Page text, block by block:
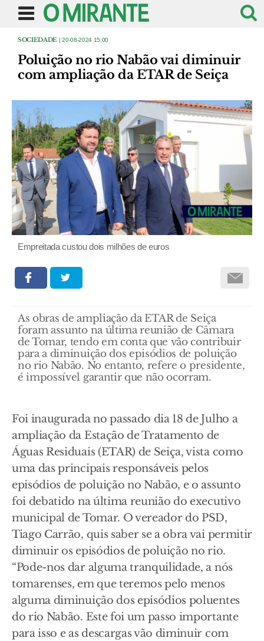
SOCIEDADE | 20-08-2024 15:00
Poluição no rio Nabão vai diminuir
com ampliação da ETAR de Seiça
Empreitada custou dois milhões de euros
As obras de ampliação da ETAR de Seiça
foram assunto na última reunião de Câmara
de Tomar, tendo em conta que vão contribuir
para a diminuição dos episódios de poluição
no rio Nabão. No entanto, refere o presidente,
é impossível garantir que não ocorram.
Foi inaugurada no passado dia 18 de Julho a
ampliação da Estação de Tratamento de
Águas Residuais (ETAR) de Seiça, vista como
uma das principais responsáveis pelos
episódios de poluição no Nabão, e o assunto
foi debatido na última reunião do executivo
municipal de Tomar. O vereador do PSD,
Tiago Carrão, quis saber se a obra vai permitir
diminuir os episódios de poluição no rio.
“Pode-nos dar alguma tranquilidade, a nós
tomarenses, em que teremos pelo menos
alguma diminuição dos episódios poluentes
do rio Nabão. Este foi um passo importante
para isso e as descargas vão diminuir com